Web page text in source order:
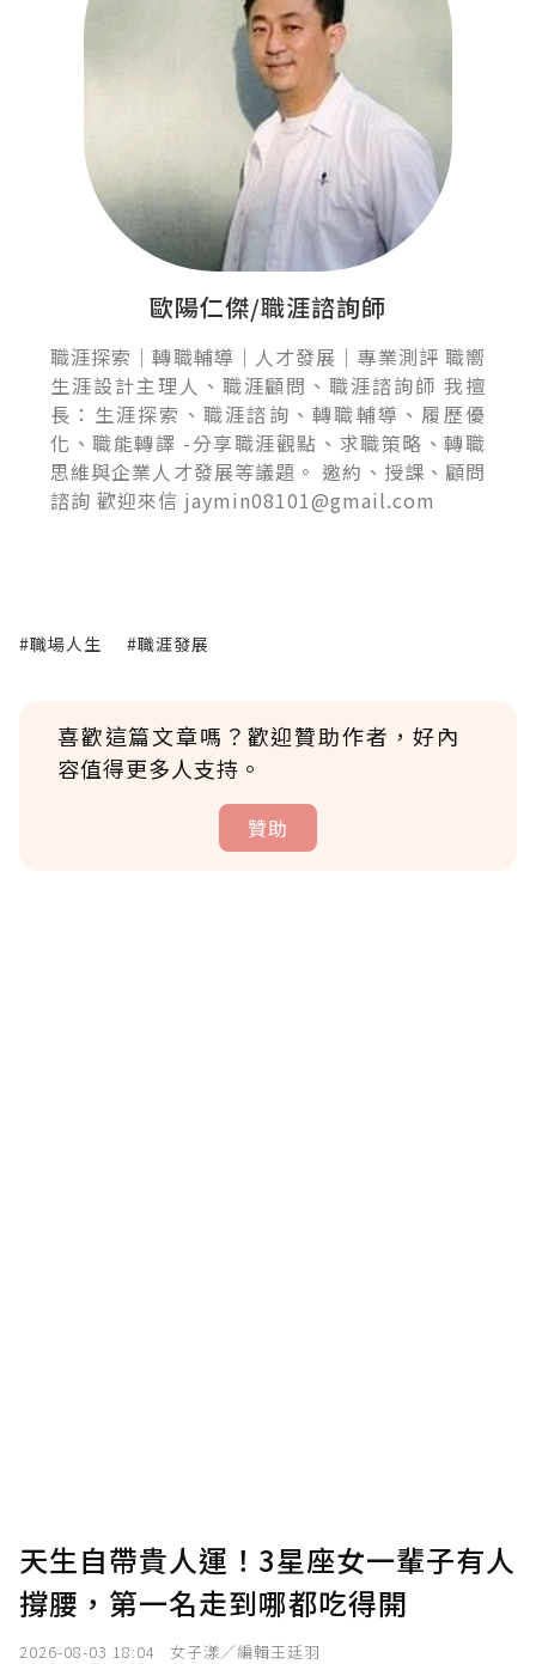
歐陽仁傑/職涯諮詢師
職涯探索｜轉職輔導｜人才發展｜專業測評 職嚮
生涯設計主理人、職涯顧問、職涯諮詢師 我擅
長：生涯探索、職涯諮詢、轉職輔導、履歷優
化、職能轉譯 -分享職涯觀點、求職策略、轉職
思維與企業人才發展等議題。 邀約、授課、顧問
諮詢 歡迎來信 jaymin08101@gmail.com
#職場人生 #職涯發展
喜歡這篇文章嗎？歡迎贊助作者，好內
容值得更多人支持。
贊助
天生自帶貴人運！3星座女一輩子有人
撐腰，第一名走到哪都吃得開
2026-08-03 18:04 女子漾／編輯王廷羽